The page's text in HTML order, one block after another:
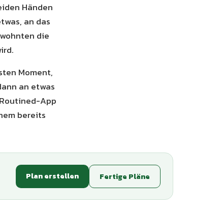
Händen
an das
die
Moment,
an etwas
App
bereits
Plan erstellen Fertige Pläne